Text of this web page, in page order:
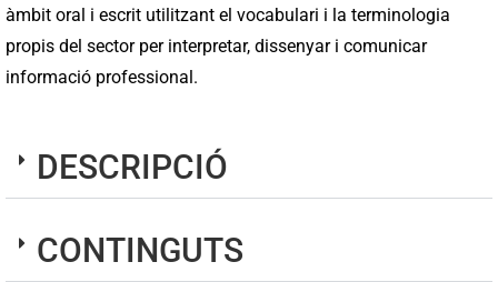
àmbit oral i escrit utilitzant el vocabulari i la terminologia
propis del sector per interpretar, dissenyar i comunicar
informació professional.
DESCRIPCIÓ
CONTINGUTS